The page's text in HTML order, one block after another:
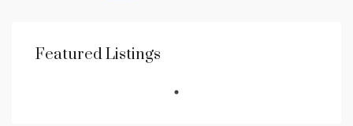
Featured Listings